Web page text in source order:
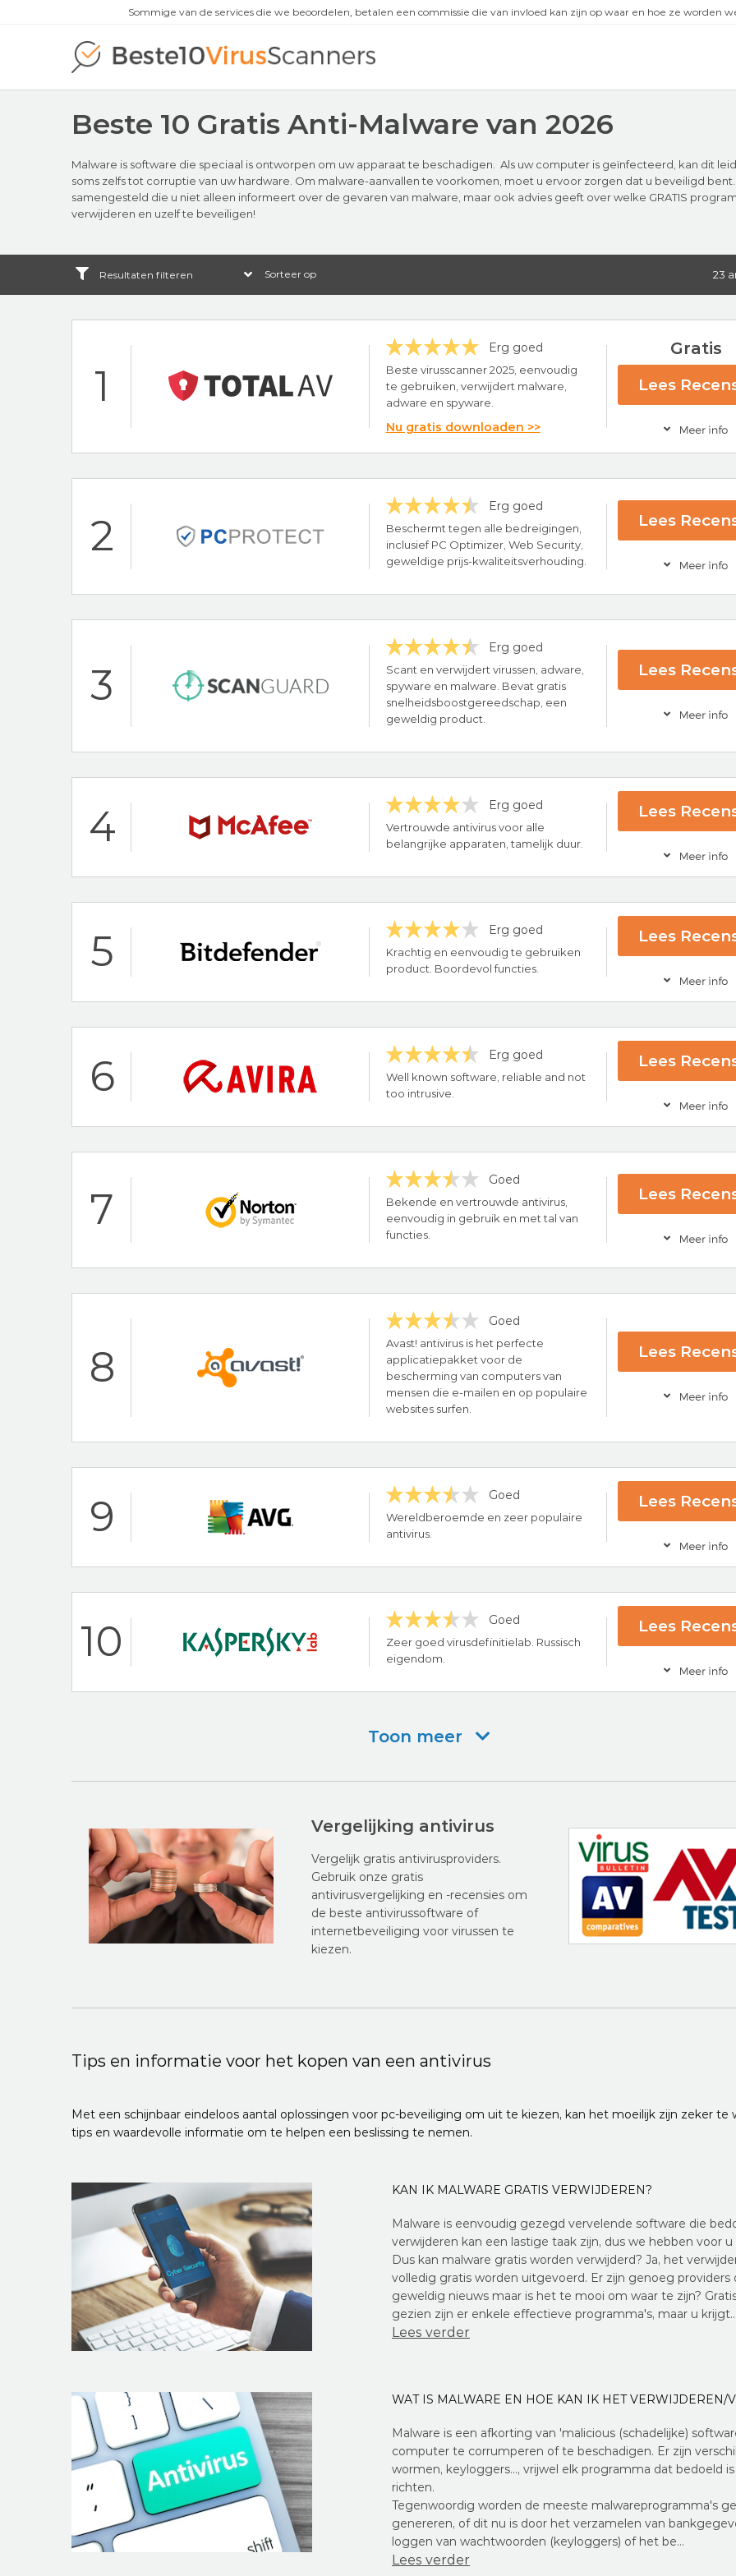
Sommige van de services die we beoordelen, betalen een commissie die van invloed kan zijn op waar en hoe ze worden
Beste 10 Gratis Anti-Malware van 2026
Malware is software die speciaal is ontworpen om uw apparaat te beschadigen. Als uw computer is geïnfecteerd, kan dit
soms zelfs tot corruptie van uw hardware. Om malware-aanvallen te voorkomen, moet u ervoor zorgen dat u beveiligd
samengesteld die u niet alleen informeert over de gevaren van malware, maar ook advies geeft over welke GRATIS
verwijderen en uzelf te beveiligen!
Resultaten filteren 23
1
Erg goed
Beste virusscanner 2025, eenvoudig
te gebruiken, verwijdert malware,
adware en spyware.
Nu gratis downloaden >>
Gratis
Lees
Bescherming voor Windows, Mac, Android & iOS
Bescherming tegen Malware, Adware & Spyware
24/7 klantenservice
100% Gratis Antivirus Software
2
Erg goed
Beschermt tegen alle bedreigingen,
inclusief PC Optimizer, Web Security,
geweldige prijs-kwaliteitsverhouding.
Lees
30 dagen-geld-terug-garantie
Bezoek nu PC
3
Erg goed
Scant en verwijdert virussen, adware,
spyware en malware. Bevat gratis
snelheidsboostgereedschap, een
geweldig product.
Lees
24/7 klantenservice
30 dagen-geld-terug-garantie
Bezoek nu
4 Erg goed
Vertrouwde antivirus voor alle
belangrijke apparaten, tamelijk duur.
Lees
24/7 klantenservice
30 dagen-geld-terug-garantie
Bezoek nu
5 Erg goed
Krachtig en eenvoudig te gebruiken
product. Boordevol functies.
Lees
24/7 klantenservice
30 dagen-geld-terug-garantie
6 Erg goed
Well known software, reliable and not
too intrusive.
Lees
30-Day Money Back Guarantee
AV-Test Certified
7
Goed
Bekende en vertrouwde antivirus,
eenvoudig in gebruik en met tal van
functies.
Lees
Bekend merk
Bezoek nu
8
Goed
Avast! antivirus is het perfecte
applicatiepakket voor de
bescherming van computers van
mensen die e-mailen en op populaire
websites surfen.
Lees
30 dagen-geld-terug-garantie
Populaire antivirus provider
Bezoek nu
9 Goed
Wereldberoemde en zeer populaire
antivirus.
Lees
24/7 klantenservice
Populaire antivirus provider
Bezoek nu
10 Goed
Zeer goed virusdefinitielab. Russisch
eigendom.
Lees
30 dagen-geld-terug-garantie
Toon meer
Vergelijking antivirus
Vergelijk gratis antivirusproviders.
Gebruik onze gratis
antivirusvergelijking en -recensies om
de beste antivirussoftware of
internetbeveiliging voor virussen te
kiezen.
Tips en informatie voor het kopen van een antivirus
Met een schijnbaar eindeloos aantal oplossingen voor pc-beveiliging om uit te kiezen, kan het moeilijk zijn zeker
tips en waardevolle informatie om te helpen een beslissing te nemen.
KAN IK MALWARE GRATIS VERWIJDEREN?
Malware is eenvoudig gezegd vervelende software die
verwijderen kan een lastige taak zijn, dus we hebben voor
Dus kan malware gratis worden verwijderd? Ja, het
volledig gratis worden uitgevoerd. Er zijn genoeg
geweldig nieuws maar is het te mooi om waar te zijn?
gezien zijn er enkele effectieve programma's, maar u krijgt…
Lees verder
WAT IS MALWARE EN HOE KAN IK HET VERWIJDEREN/
Malware is een afkorting van 'malicious (schadelijke)
computer te corrumperen of te beschadigen. Er zijn
wormen, keyloggers..., vrijwel elk programma dat bedoeld
richten.
Tegenwoordig worden de meeste malwareprogramma's
genereren, of dit nu is door het verzamelen van
loggen van wachtwoorden (keyloggers) of het be…
Lees verder